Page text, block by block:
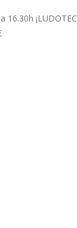
16.30h